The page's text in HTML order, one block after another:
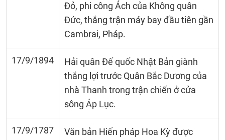
Đỏ, phi công Ách của Không quân
Đức, thắng trận máy bay đầu tiên gần
Cambrai, Pháp.
17/9/1894
Hải quân Đế quốc Nhật Bản giành
thắng lợi trước Quân Bắc Dương của
nhà Thanh trong trận chiến ở cửa
sông Áp Lục.
17/9/1787
Văn bản Hiến pháp Hoa Kỳ được